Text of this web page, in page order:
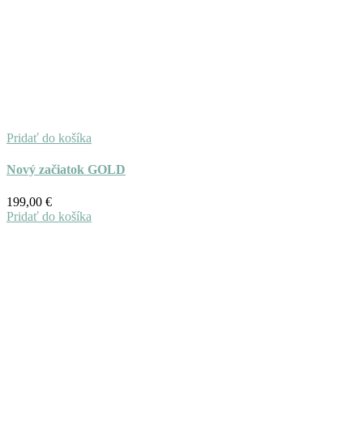
Pridať do košíka
Nový začiatok GOLD
199,00 €
Pridať do košíka